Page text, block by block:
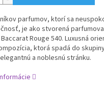
parfumov, ktorí sa
je ako stvorená
Rouge 540. Luxusná
ktorá spadá do
a noblesnú stránku.